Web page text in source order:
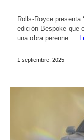
Rolls-Royce presenta
edición Bespoke que
una obra perenne.…
1 septiembre, 2025